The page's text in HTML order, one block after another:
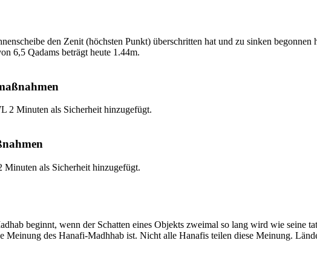
den Zenit (höchsten Punkt) überschritten hat und zu sinken
6,5 Qadams beträgt heute 1.44m.
2 Minuten als Sicherheit hinzugefügt.
als Sicherheit hinzugefügt.
beginnt, wenn der Schatten eines Objekts zweimal so lang wird wie seine
Meinung des Hanafi-Madhhab ist. Nicht alle Hanafis teilen diese Meinung.